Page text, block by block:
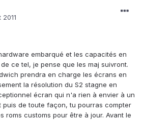
embarqué et les capacités en
ce tel, je pense que les maj suivront.
prendra en charge les écrans en
la résolution du S2 stagne en
écran qui n'a rien à envier à un
puis de toute façon, tu pourras compter
roms customs pour être à jour. Avant le